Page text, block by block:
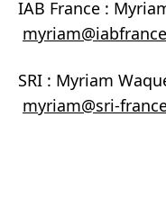
IAB France :
SRI : Myriam
myriam@sri-